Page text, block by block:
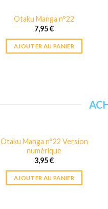
Otaku Manga n°22
7,95€
AJOUTER AU PANIER
Otaku Manga n°22 Version
numérique
3,95€
AJOUTER AU PANIER